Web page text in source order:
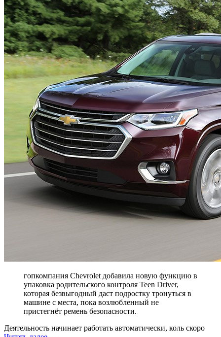
гопкомпания Chevrolet добавила новую функцию в
упаковка родительского контроля Teen Driver,
которая безвыгодный даст подростку тронуться в
машине с места, пока возлюбленный не
пристегнёт ремень безопасности.
Деятельность начинает работать автоматически, коль скоро